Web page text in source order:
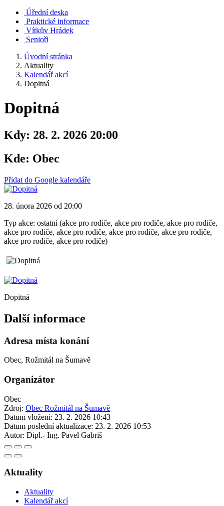
Úřední deska
Praktické informace
Vítkův Hrádek
Senioři
Úvodní stránka
Aktuality
Kalendář akcí
Dopitná
Dopitná
Kdy: 28. 2. 2026 20:00
Kde: Obec
Přidat do Google kalendáře
28. února 2026 od 20:00
Typ akce: ostatní (akce pro rodiče, akce pro rodiče, akce pro rodiče,
akce pro rodiče, akce pro rodiče, akce pro rodiče, akce pro rodiče,
akce pro rodiče, akce pro rodiče)
Dopitná
Další informace
Adresa místa konání
Obec, Rožmitál na Šumavě
Organizátor
Obec
Zdroj: Obec Rožmitál na Šumavě
Datum vložení: 23. 2. 2026 10:43
Datum poslední aktualizace: 23. 2. 2026 10:53
Autor: Dipl.- Ing. Pavel Gabriš
Aktuality
Aktuality
Kalendář akcí